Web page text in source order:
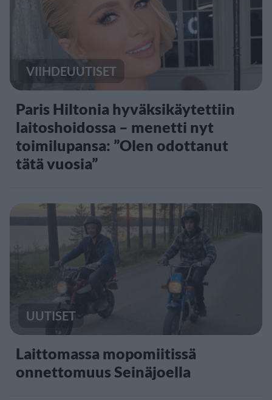
VIIHDEUUTISET
Paris Hiltonia hyväksikäytettiin
laitoshoidossa – menetti nyt
toimilupansa: ”Olen odottanut
tätä vuosia”
UUTISET
Laittomassa mopomiitissä
onnettomuus Seinäjoella